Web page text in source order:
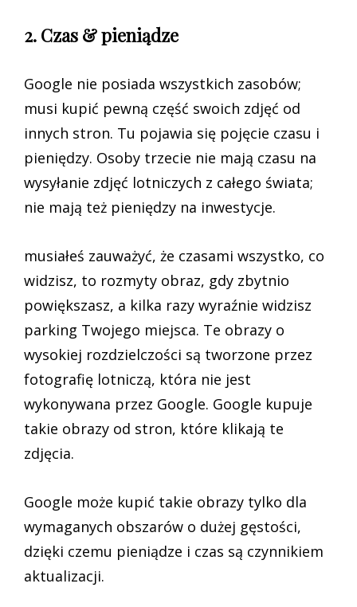
2. Czas & pieniądze
Google nie posiada wszystkich zasobów;
musi kupić pewną część swoich zdjęć od
innych stron. Tu pojawia się pojęcie czasu i
pieniędzy. Osoby trzecie nie mają czasu na
wysyłanie zdjęć lotniczych z całego świata;
nie mają też pieniędzy na inwestycje.
musiałeś zauważyć, że czasami wszystko, co
widzisz, to rozmyty obraz, gdy zbytnio
powiększasz, a kilka razy wyraźnie widzisz
parking Twojego miejsca. Te obrazy o
wysokiej rozdzielczości są tworzone przez
fotografię lotniczą, która nie jest
wykonywana przez Google. Google kupuje
takie obrazy od stron, które klikają te
zdjęcia.
Google może kupić takie obrazy tylko dla
wymaganych obszarów o dużej gęstości,
dzięki czemu pieniądze i czas są czynnikiem
aktualizacji.